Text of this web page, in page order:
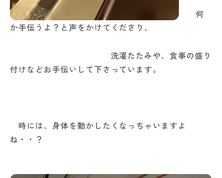
何
か手伝うよ？と声をかけてくださり、
洗濯たたみや、食事の盛り
付けなどお手伝いして下さっています。
時には、身体を動かしたくなっちゃいますよ
ね・・？